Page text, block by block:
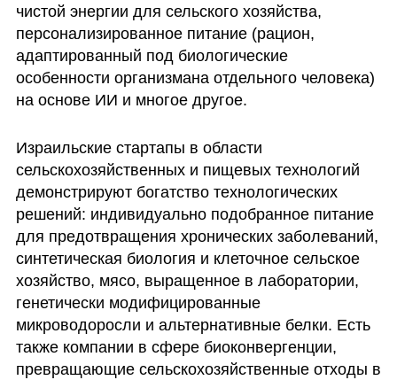
чистой энергии для сельского хозяйства,
персонализированное питание (рацион,
адаптированный под биологические
особенности организмана отдельного человека)
на основе ИИ и многое другое.
Израильские стартапы в области
сельскохозяйственных и пищевых технологий
демонстрируют богатство технологических
решений: индивидуально подобранное питание
для предотвращения хронических заболеваний,
синтетическая биология и клеточное сельское
хозяйство, мясо, выращенное в лаборатории,
генетически модифицированные
микроводоросли и альтернативные белки. Есть
также компании в сфере биоконвергенции,
превращающие сельскохозяйственные отходы в